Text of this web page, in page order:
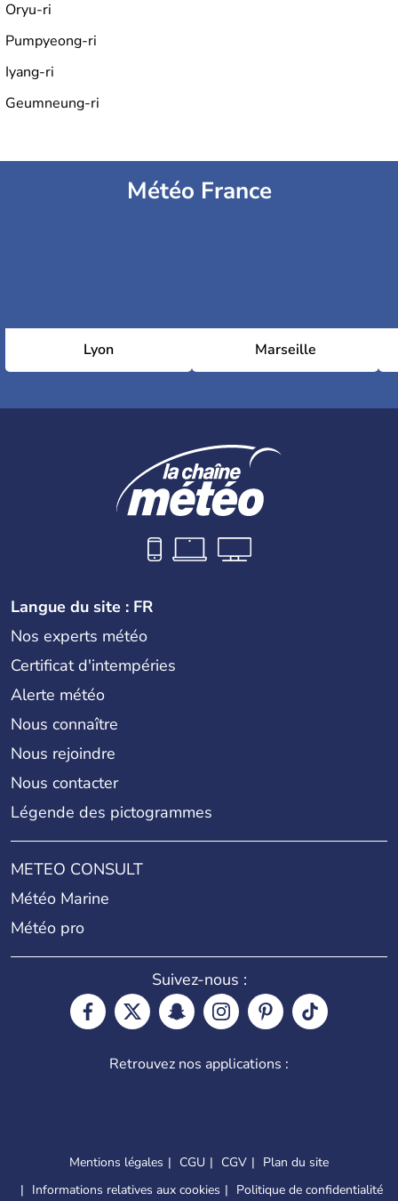
Oryu-ri
Pumpyeong-ri
Iyang-ri
Geumneung-ri
Météo France
Lyon Marseille
Langue du site : FR
Nos experts météo
Certificat d'intempéries
Alerte météo
Nous connaître
Nous rejoindre
Nous contacter
Légende des pictogrammes
METEO CONSULT
Météo Marine
Météo pro
Suivez-nous :
Retrouvez nos applications :
Mentions légales CGU CGV
Plan du site
Informations relatives aux cookies
Politique de confidentialité